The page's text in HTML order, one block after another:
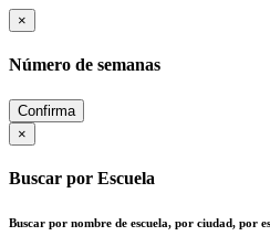
×
Número de semanas
Confirma
×
Buscar por Escuela
Buscar por nombre de escuela, por ciudad, por